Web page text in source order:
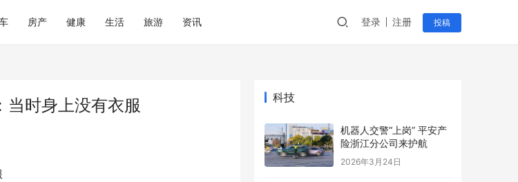
房产 健康 生活 旅游 资讯 登录 注册 投稿
当时身上没有衣服 科技
机器人交警“上岗” 平安产
险浙江分公司来护航
2026年3月24日